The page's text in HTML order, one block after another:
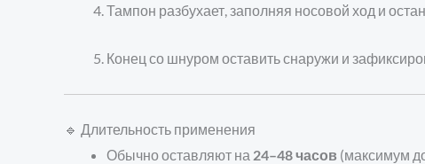
Тампон разбухает, заполняя носовой ход и
Конец со шнуром оставить снаружи и
🔹 Длительность применения
Обычно оставляют на 24–48 часов (максимум